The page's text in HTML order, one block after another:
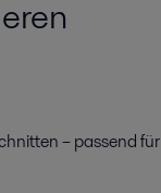
– passend für